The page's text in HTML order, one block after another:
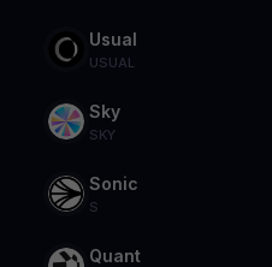
Usual
USUAL
Sky
SKY
Sonic
S
Quant